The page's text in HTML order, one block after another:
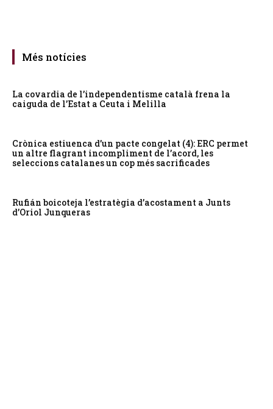
Més notícies
La covardia de l’independentisme català frena la
caiguda de l’Estat a Ceuta i Melilla
Crònica estiuenca d’un pacte congelat (4): ERC permet
un altre flagrant incompliment de l’acord, les
seleccions catalanes un cop més sacrificades
Rufián boicoteja l’estratègia d’acostament a Junts
d’Oriol Junqueras